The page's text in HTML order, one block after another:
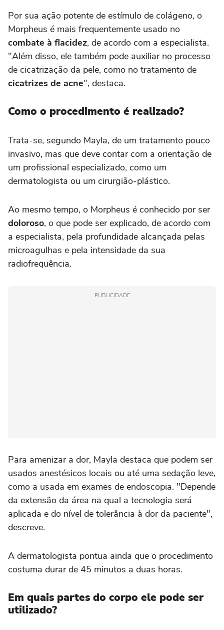
Por sua ação potente de estímulo de colágeno, o
Morpheus é mais frequentemente usado no
combate à flacidez, de acordo com a especialista.
"Além disso, ele também pode auxiliar no processo
de cicatrização da pele, como no tratamento de
cicatrizes de acne", destaca.
Como o procedimento é realizado?
Trata-se, segundo Mayla, de um tratamento pouco
invasivo, mas que deve contar com a orientação de
um profissional especializado, como um
dermatologista ou um cirurgião-plástico.
Ao mesmo tempo, o Morpheus é conhecido por ser
doloroso, o que pode ser explicado, de acordo com
a especialista, pela profundidade alcançada pelas
microagulhas e pela intensidade da sua
radiofrequência.
PUBLICIDADE
Para amenizar a dor, Mayla destaca que podem ser
usados anestésicos locais ou até uma sedação leve,
como a usada em exames de endoscopia. "Depende
da extensão da área na qual a tecnologia será
aplicada e do nível de tolerância à dor da paciente",
descreve.
A dermatologista pontua ainda que o procedimento
costuma durar de 45 minutos a duas horas.
Em quais partes do corpo ele pode ser
utilizado?